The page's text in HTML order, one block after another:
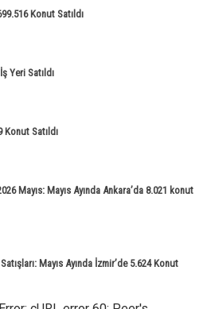
Konut Satıldı
Yeri Satıldı
Konut Satıldı
Mayıs: Mayıs Ayında Ankara’da 8.021 konut
Mayıs Ayında İzmir’de 5.624 Konut